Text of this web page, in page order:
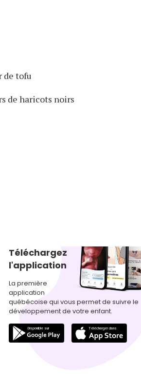
de tofu
de haricots noirs
Téléchargez
l'application
La première
application
québécoise qui vous permet de suivre le
développement de votre enfant.